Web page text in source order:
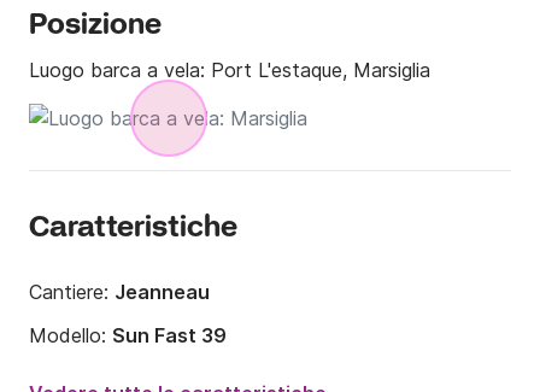
Posizione
Luogo barca a vela: Port L'estaque, Marsiglia
Caratteristiche
Cantiere: Jeanneau
Modello: Sun Fast 39